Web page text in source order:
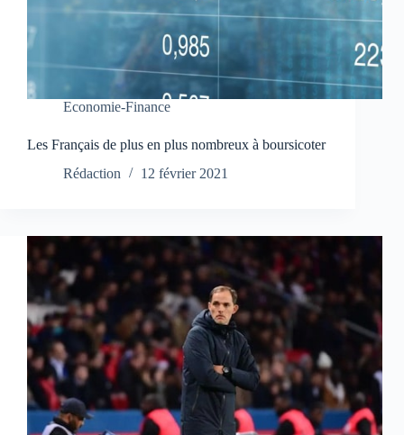
Economie-Finance
Les Français de plus en plus nombreux à boursicoter
Rédaction
12 février 2021